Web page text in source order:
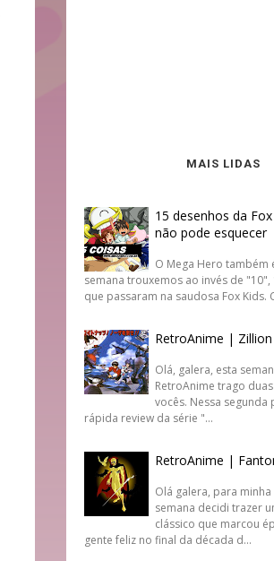
MAIS LIDAS
15 desenhos da
não pode esquecer
O Mega Hero também
semana trouxemos ao invés de
que passaram na saudosa Fox Kids.
RetroAnime | Zillion
Olá, galera, esta
RetroAnime trago
vocês. Nessa segunda
rápida review da série "...
RetroAnime |
Olá galera, para
semana decidi trazer
clássico que marcou
gente feliz no final da década d...